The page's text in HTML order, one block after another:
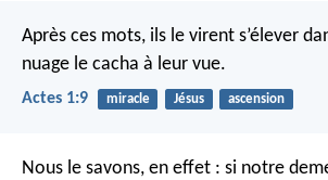
Après ces mots, ils le virent s’élever
nuage le cacha à leur vue.
Actes 1:9 miracle Jésus ascension
Nous le savons, en effet : si notre